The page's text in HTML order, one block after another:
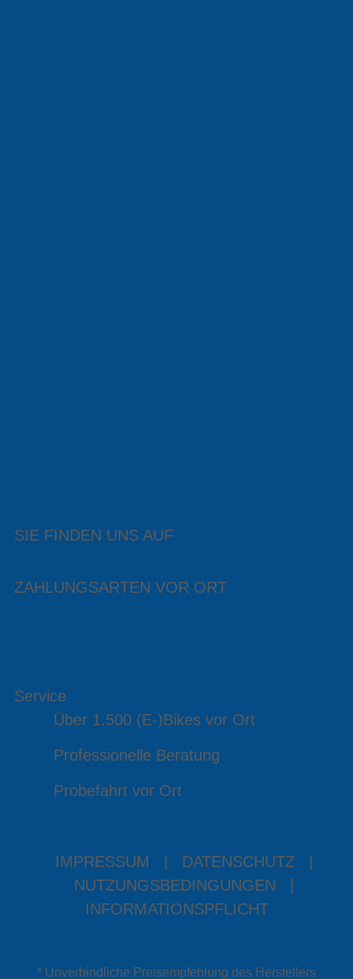
SIE FINDEN UNS AUF
ZAHLUNGSARTEN VOR ORT
Service
Über 1.500 (E-)Bikes vor Ort
Professionelle Beratung
Probefahrt vor Ort
IMPRESSUM DATENSCHUTZ
NUTZUNGSBEDINGUNGEN
INFORMATIONSPFLICHT
* Unverbindliche Preisempfehlung des Herstellers